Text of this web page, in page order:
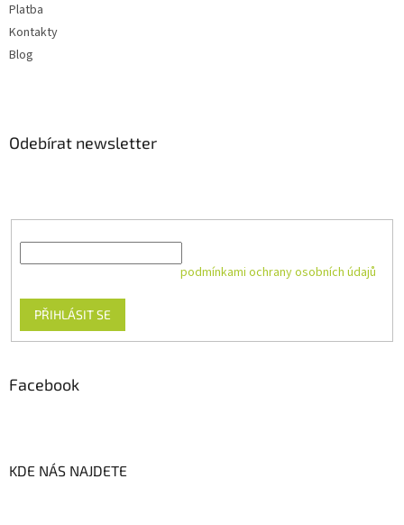
Platba
Kontakty
Blog
Odebírat newsletter
podmínkami ochrany osobních údajů
PŘIHLÁSIT SE
Facebook
KDE NÁS NAJDETE